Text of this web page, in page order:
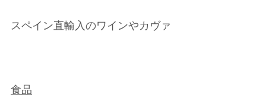
スペイン直輸入のワインやカヴァ
食品